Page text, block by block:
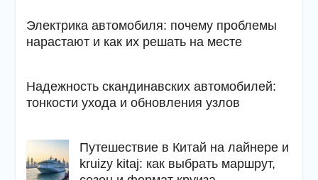
Электрика автомобиля: почему проблемы
нарастают и как их решать на месте
Надежность скандинавских автомобилей:
тонкости ухода и обновления узлов
Путешествие в Китай на лайнере и
kruizy kitaj: как выбрать маршрут,